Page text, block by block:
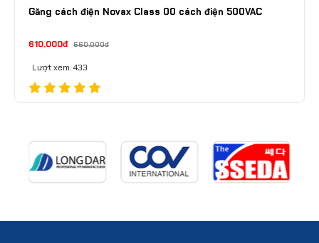
Găng cách điện Novax Class 00 cách điện 500VAC
610,000đ 660,000đ
Lượt xem: 433